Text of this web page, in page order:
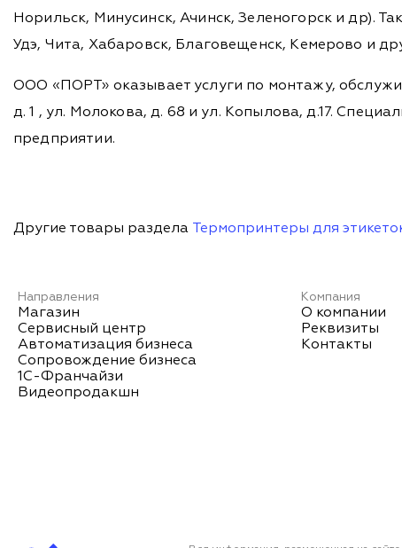
Норильск, Минусинск, Ачинск, Зеленогорск и др).
Удэ, Чита, Хабаровск, Благовещенск, Кемерово и
ООО «ПОРТ» оказывает услуги по монтажу,
д. 1 , ул. Молокова, д. 68 и ул. Копылова, д.17.
предприятии.
Другие товары раздела Термопринтеры для
Направления
Магазин
Сервисный центр
Автоматизация бизнеса
Сопровождение бизнеса
1С-Франчайзи
Видеопродакшн
Компания
О компании
Реквизиты
Контакты